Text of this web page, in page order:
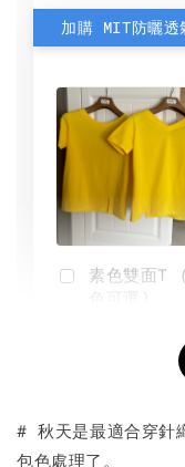
素色雙面T
# 秋天是最適合穿
包色處理了。